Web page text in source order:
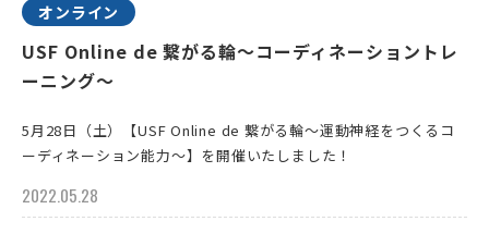
オンライン
USF Online de 繋がる輪～コーディネーショントレ
ーニング〜
5月28日（土）【USF Online de 繋がる輪～運動神経をつくるコ
ーディネーション能力～】を開催いたしました！
2022.05.28